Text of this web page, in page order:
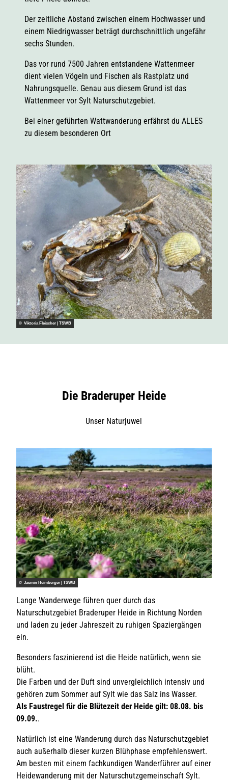
Der zeitliche Abstand zwischen einem Hochwasser und
einem Niedrigwasser beträgt durchschnittlich ungefähr
sechs Stunden.
Das vor rund 7500 Jahren entstandene Wattenmeer
dient vielen Vögeln und Fischen als Rastplatz und
Nahrungsquelle. Genau aus diesem Grund ist das
Wattenmeer vor Sylt Naturschutzgebiet.
Bei einer geführten Wattwanderung erfährst du ALLES
zu diesem besonderen Ort
© Viktoria Fleischer | TSWB
Die Braderuper Heide
Unser Naturjuwel
© Jasmin Heimberger | TSWB
Lange Wanderwege führen quer durch das
Naturschutzgebiet Braderuper Heide in Richtung Norden
und laden zu jeder Jahreszeit zu ruhigen Spaziergängen
ein.
Besonders faszinierend ist die Heide natürlich, wenn sie
blüht.
Die Farben und der Duft sind unvergleichlich intensiv und
gehören zum Sommer auf Sylt wie das Salz ins Wasser.
Als Faustregel für die Blütezeit der Heide gilt: 08.08. bis
09.09..
Natürlich ist eine Wanderung durch das Naturschutzgebiet
auch außerhalb dieser kurzen Blühphase empfehlenswert.
Am besten mit einem fachkundigen Wanderführer auf einer
Heidewanderung mit der Naturschutzgemeinschaft Sylt.